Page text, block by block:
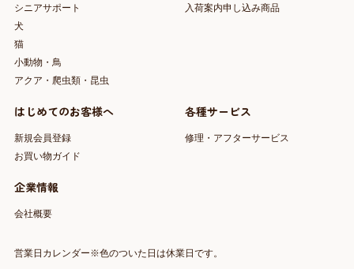
シニアサポート
犬
猫
小動物・鳥
アクア・爬虫類・昆虫
入荷案内申し込み商品
はじめてのお客様へ
新規会員登録
お買い物ガイド
各種サービス
修理・アフターサービス
企業情報
会社概要
営業日カレンダー※色のついた日は休業日です。